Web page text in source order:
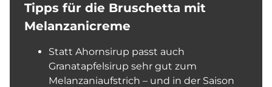
Tipps für die Bruschetta mit
Melanzanicreme
Statt Ahornsirup passt auch
Granatapfelsirup sehr gut zum
Melanzaniaufstrich – und in der Saison